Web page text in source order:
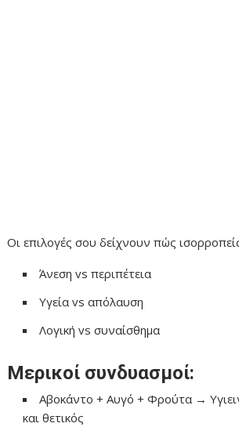
Οι επιλογές σου δείχνουν πώς
Άνεση vs περιπέτεια
Υγεία vs απόλαυση
Λογική vs συναίσθημα
Μερικοί συνδυασμοί:
Αβοκάντο + Αυγό + Φρούτα →
και θετικός